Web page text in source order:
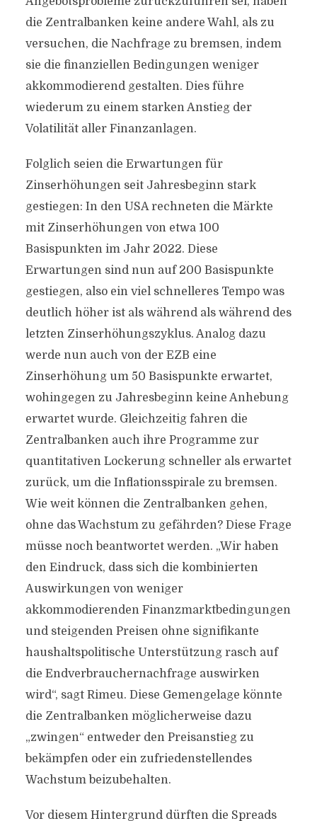
die Zentralbanken keine andere Wahl, als zu
versuchen, die Nachfrage zu bremsen, indem
sie die finanziellen Bedingungen weniger
akkommodierend gestalten. Dies führe
wiederum zu einem starken Anstieg der
Volatilität aller Finanzanlagen.
Folglich seien die Erwartungen für
Zinserhöhungen seit Jahresbeginn stark
gestiegen: In den USA rechneten die Märkte
mit Zinserhöhungen von etwa 100
Basispunkten im Jahr 2022. Diese
Erwartungen sind nun auf 200 Basispunkte
gestiegen, also ein viel schnelleres Tempo was
deutlich höher ist als während als während des
letzten Zinserhöhungszyklus. Analog dazu
werde nun auch von der EZB eine
Zinserhöhung um 50 Basispunkte erwartet,
wohingegen zu Jahresbeginn keine Anhebung
erwartet wurde. Gleichzeitig fahren die
Zentralbanken auch ihre Programme zur
quantitativen Lockerung schneller als erwartet
zurück, um die Inflationsspirale zu bremsen.
Wie weit können die Zentralbanken gehen,
ohne das Wachstum zu gefährden? Diese Frage
müsse noch beantwortet werden. „Wir haben
den Eindruck, dass sich die kombinierten
Auswirkungen von weniger
akkommodierenden Finanzmarktbedingungen
und steigenden Preisen ohne signifikante
haushaltspolitische Unterstützung rasch auf
die Endverbrauchernachfrage auswirken
wird“, sagt Rimeu. Diese Gemengelage könnte
die Zentralbanken möglicherweise dazu
„zwingen“ entweder den Preisanstieg zu
bekämpfen oder ein zufriedenstellendes
Wachstum beizubehalten.
Vor diesem Hintergrund dürften die Spreads